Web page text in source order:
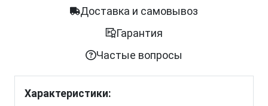
Доставка и самовывоз
Гарантия
Частые вопросы
Характеристики: